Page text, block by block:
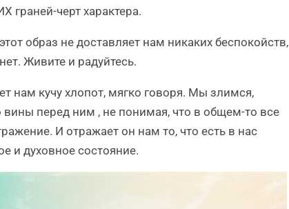
граней-черт характера.
образ не доставляет нам никаких беспокойств,
Живите и радуйтесь.
нам кучу хлопот, мягко говоря. Мы злимся,
перед ним , не понимая, что в общем-то все
И отражает он нам то, что есть в нас
и духовное состояние.